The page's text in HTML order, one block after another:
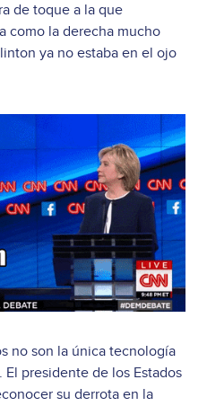
de toque a la que
como la derecha mucho
ya no estaba en el ojo
no son la única tecnología
presidente de los Estados
su derrota en la